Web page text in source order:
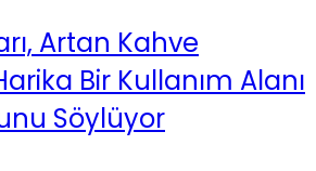
Artan Kahve
Bir Kullanım Alanı
Söylüyor